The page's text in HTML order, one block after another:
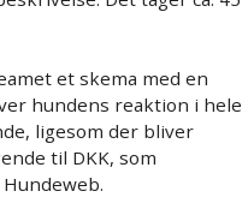
et skema med en
hundens reaktion i hele
ligesom der bliver
til DKK, som